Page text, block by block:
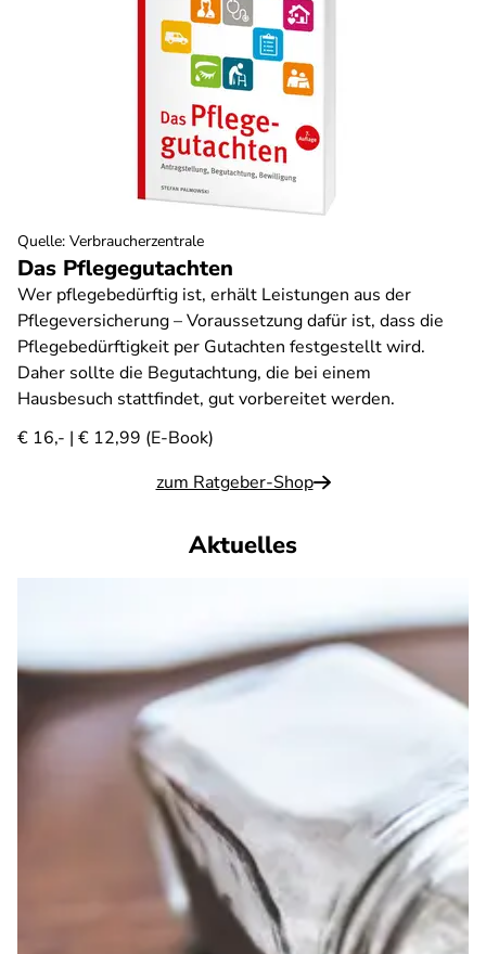
Das Pflegegutachten
Wer pflegebedürftig ist, erhält Leistungen aus der
Pflegeversicherung – Voraussetzung dafür ist, dass die
Pflegebedürftigkeit per Gutachten festgestellt wird.
Daher sollte die Begutachtung, die bei einem
Hausbesuch stattfindet, gut vorbereitet werden.
€ 16,- | € 12,99 (E-Book)
zum Ratgeber-Shop
Quelle: Verbraucherzentrale
Aktuelles